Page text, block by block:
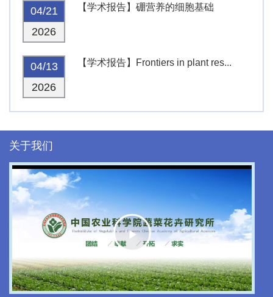
04/21
2026
【学术报告】硼营养的细胞基础
04/13
2026
【学术报告】Frontiers in plant res...
关于我们
Play
Video